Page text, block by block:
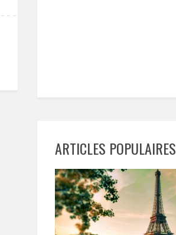
ARTICLES POPULAIRES